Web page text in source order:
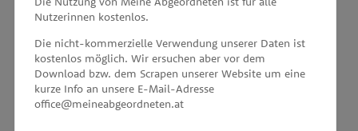
unterstützt von
Nutzerinnen kostenlos.
Die nicht-kommerzielle Verwendung unserer Daten ist
kostenlos möglich. Wir ersuchen aber vor dem
Download bzw. dem Scrapen unserer Website um eine
kurze Info an unsere E-Mail-Adresse
office@meineabgeordneten.at